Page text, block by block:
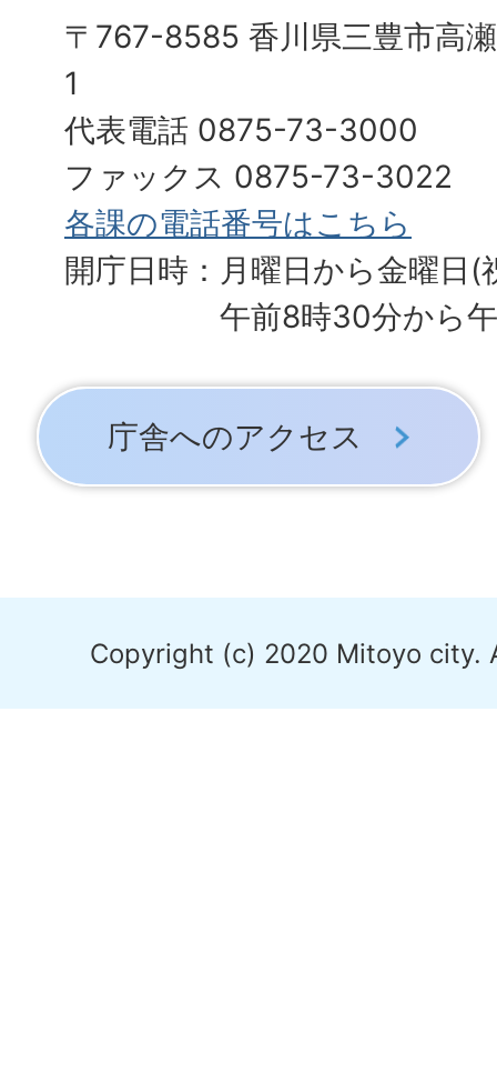
〒767-8585 香川県三豊市高
1
代表電話 0875-73-3000
ファックス 0875-73-3022
各課の電話番号はこちら
開庁日時：月曜日から金曜日(
午前8時30分から
庁舎へのアクセス
Copyright (c) 2020 Mitoyo city.